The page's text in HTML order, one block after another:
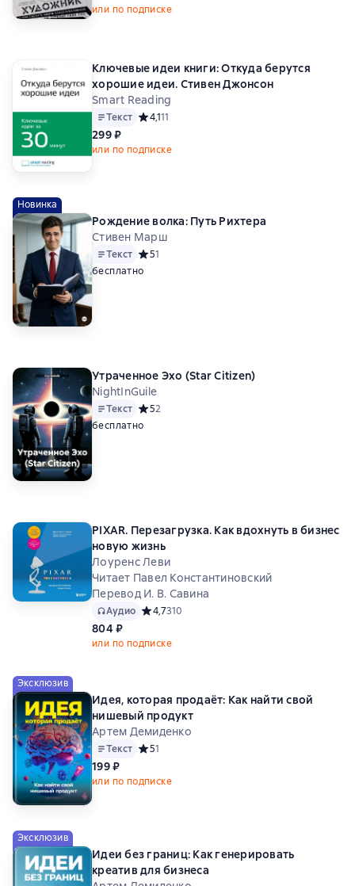
или по подписке
Ключевые идеи книги: Откуда берутся
хорошие идеи. Стивен Джонсон
Smart Reading
Текст Средний рейтинг 4,1 на основе 11 оценок
4,111
299 ₽
или по подписке
Новинка
Рождение волка: Путь Рихтера
Стивен Марш
Текст Средний рейтинг 5 на основе 1 оценок
51
бесплатно
Утраченное Эхо (Star Citizen)
NightInGuile
Текст Средний рейтинг 5 на основе 2 оценок
52
бесплатно
PIXAR. Перезагрузка. Как вдохнуть в бизнес
новую жизнь
Лоуренс Леви
Читает Павел Константиновский
Перевод И. В. Савина
Аудио Средний рейтинг 4,7 на основе 310 оценок
4,7310
804 ₽
или по подписке
Эксклюзив
Идея, которая продаёт: Как найти свой
нишевый продукт
Артем Демиденко
Текст Средний рейтинг 5 на основе 1 оценок
51
199 ₽
или по подписке
Эксклюзив
Идеи без границ: Как генерировать
креатив для бизнеса